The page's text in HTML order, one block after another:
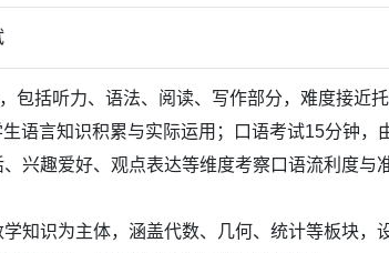
尼黑工业大学、慕尼黑大学、达姆施
斩获早稻田大学、庆应义塾大学、上
大学、武藏野美术大学、大阪艺术大
。
包括听力、语法、阅读、写作部分，难度接近
语言知识积累与实际运用；口语考试15分钟，
兴趣爱好、观点表达等维度考察口语流利度与
知识为主体，涵盖代数、几何、统计等板块，